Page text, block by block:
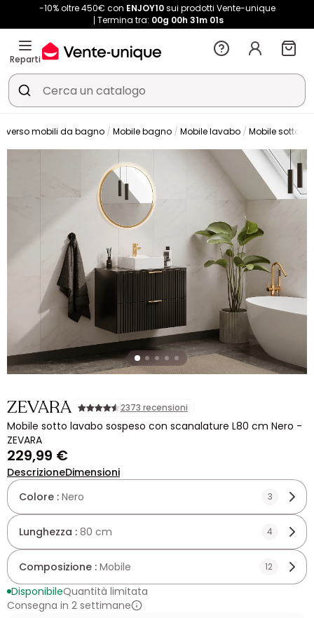
-10% oltre 450€ con ENJOY10sui prodotti Vente-unique
Termina tra: 00g 00h 31m 00s
Reparti
mobili da bagno Mobile bagno Mobile lavabo Mobile sotto
ZEVARA 2373 recensioni
Mobile sotto lavabo sospeso con scanalature L80 cm Nero -
ZEVARA
229,99 €
DescrizioneDimensioni
Colore : Nero 3
Lunghezza : 80 cm 4
Composizione : Mobile 12
DisponibileQuantità limitata
Consegna in 2 settimane